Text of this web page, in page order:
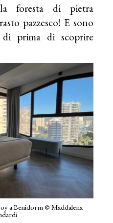
foresta di pietra
pazzesco! E sono
prima di scoprire
a Benidorm © Maddalena